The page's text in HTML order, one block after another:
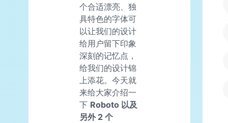
个合适漂亮、独
具特色的字体可
以让我们的设计
给用户留下印象
深刻的记忆点，
给我们的设计锦
上添花。今天就
来给大家介绍一
下 Roboto 以及
另外 2 个